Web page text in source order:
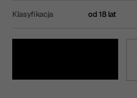
Klasyfikacja od 18 lat